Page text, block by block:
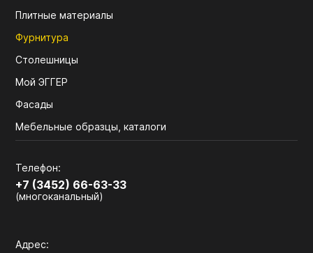
Плитные материалы
Фурнитура
Столешницы
Мой ЭГГЕР
Фасады
Мебельные образцы, каталоги
Телефон:
+7 (3452) 66-63-33
(многоканальный)
Адрес: